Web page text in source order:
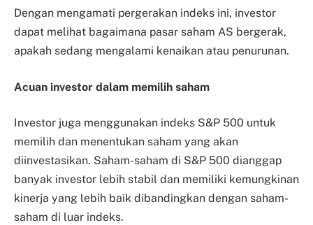
Dengan mengamati pergerakan indeks ini, investor
dapat melihat bagaimana pasar saham AS bergerak,
apakah sedang mengalami kenaikan atau penurunan.
Acuan investor dalam memilih saham
Investor juga menggunakan indeks S&P 500 untuk
memilih dan menentukan saham yang akan
diinvestasikan. Saham-saham di S&P 500 dianggap
banyak investor lebih stabil dan memiliki kemungkinan
kinerja yang lebih baik dibandingkan dengan saham-
saham di luar indeks.